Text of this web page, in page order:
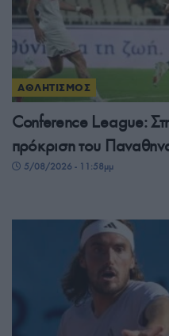
ΑΘΛΗΤΙΣΜΟΣ
Conference League:
πρόκριση του
5/08/2026 - 11:58μμ